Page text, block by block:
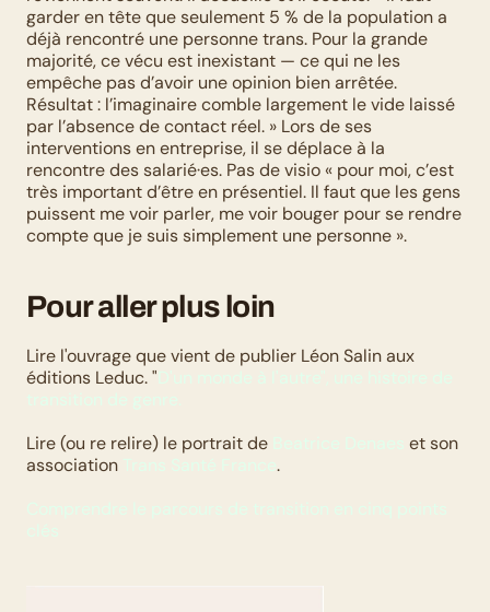
garder en tête que seulement 5 % de la population a
déjà rencontré une personne trans. Pour la grande
majorité, ce vécu est inexistant — ce qui ne les
empêche pas d’avoir une opinion bien arrêtée.
Résultat : l’imaginaire comble largement le vide laissé
par l’absence de contact réel. » Lors de ses
interventions en entreprise, il se déplace à la
rencontre des salarié·es. Pas de visio « pour moi, c’est
très important d’être en présentiel. Il faut que les gens
puissent me voir parler, me voir bouger pour se rendre
compte que je suis simplement une personne ».
Pour aller plus loin
Lire l'ouvrage que vient de publier Léon Salin aux
éditions Leduc. "
Lire (ou re relire) le portrait de
et son
association
.